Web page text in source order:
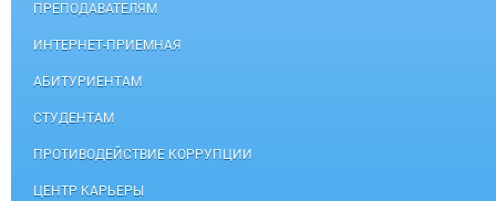
ПРЕПОДАВАТЕЛЯМ
ИНТЕРНЕТ-ПРИЕМНАЯ
АБИТУРИЕНТАМ
СТУДЕНТАМ
ПРОТИВОДЕЙСТВИЕ КОРРУПЦИИ
ЦЕНТР КАРЬЕРЫ